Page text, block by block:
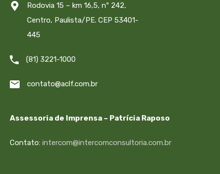
Rodovia 15 – km 16,5, nº 242,
Centro, Paulista/PE. CEP 53401-
445
(81) 3221-1000
contato@aclf.com.br
Assessoria de Imprensa – Patrícia Raposo
Contato: intercom@intercomconsultoria.com.br